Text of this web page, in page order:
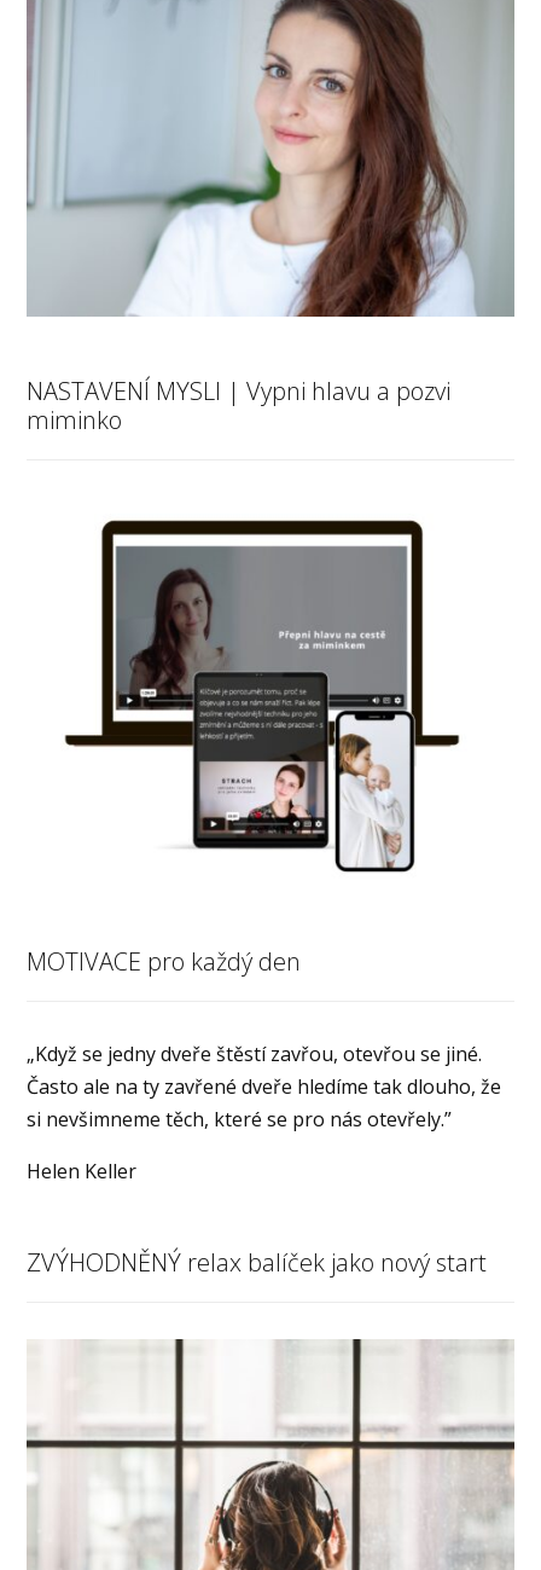
NASTAVENÍ MYSLI | Vypni hlavu a pozvi
miminko
MOTIVACE pro každý den
„Když se jedny dveře štěstí zavřou, otevřou se jiné.
Často ale na ty zavřené dveře hledíme tak dlouho, že
si nevšimneme těch, které se pro nás otevřely.”
Helen Keller
ZVÝHODNĚNÝ relax balíček jako nový start